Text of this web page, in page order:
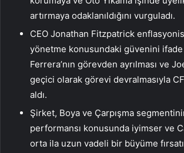
artırmaya odaklanıldığını vurguladı.
CEO Jonathan Fitzpatrick
yönetme konusundaki güvenini
Ferrera’nın görevden ayrılması ve
geçici olarak görevi devralmasıyla
aldı.
Şirket, Boya ve Çarpışma
performansı konusunda iyimser ve
orta ila uzun vadeli bir büyüme